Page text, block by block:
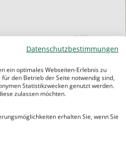
:
Datenschutzbestimmungen
ein optimales Webseiten-Erlebnis zu
den Betrieb der Seite notwendig sind,
Statistikzwecken genutzt werden.
zulassen möchten.
erhalten Sie, wenn Sie